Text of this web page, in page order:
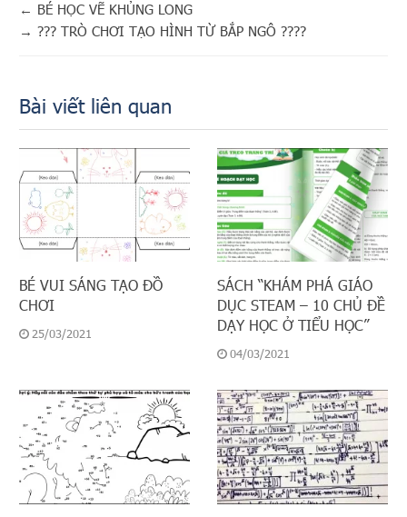
← BÉ HỌC VẼ KHỦNG LONG
→ ??? TRÒ CHƠI TẠO HÌNH TỪ BẮP NGÔ ????
Bài viết liên quan
BÉ VUI SÁNG TẠO ĐỒ
CHƠI
25/03/2021
SÁCH “KHÁM PHÁ GIÁO
DỤC STEAM – 10 CHỦ ĐỀ
DẠY HỌC Ở TIỂU HỌC”
04/03/2021